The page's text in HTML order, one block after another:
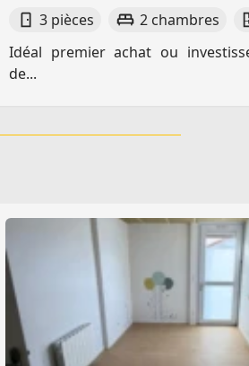
3 pièces 2 chambres
Idéal premier achat ou
de...